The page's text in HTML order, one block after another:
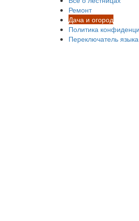
Ремонт
Дача и огород
Политика
Переключатель языка